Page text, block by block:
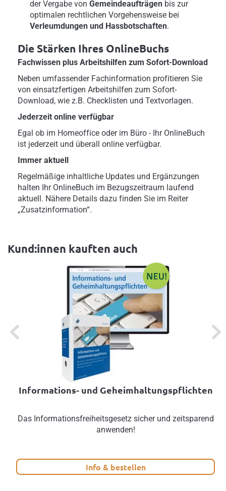
der Vergabe von Gemeindeaufträgen bis zur
optimalen rechtlichen Vorgehensweise bei
Verleumdungen und Hassbotschaften.
Die Stärken Ihres OnlineBuchs
Fachwissen plus Arbeitshilfen zum Sofort-Download
Neben umfassender Fachinformation profitieren Sie
von einsatzfertigen Arbeitshilfen zum Sofort-
Download, wie z.B. Checklisten und Textvorlagen.
Jederzeit online verfügbar
Egal ob im Homeoffice oder im Büro - Ihr OnlineBuch
ist jederzeit und überall online verfügbar.
Immer aktuell
Regelmäßige inhaltliche Updates und Ergänzungen
halten Ihr OnlineBuch im Bezugszeitraum laufend
aktuell. Nähere Details dazu finden Sie im Reiter
„Zusatzinformation“.
Kund:innen kauften auch
Previous Next
Informations- und Geheimhaltungspflichten
Das Informationsfreiheitsgesetz sicher und zeitsparend
anwenden!
Info & bestellen